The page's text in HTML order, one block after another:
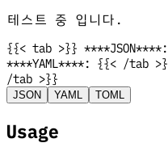
테스트 중 입니다.
{{< tab >}}
****YAML****: {{< /tab
/tab >}}
JSON YAML TOML
Usage